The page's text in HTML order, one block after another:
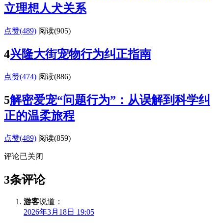
立理想人犬关系
点赞(489) 阅读(905)
4兴隆大街宠物行为纠正指南
点赞(474) 阅读(886)
5解密爱宠“问题行为”：从误解到科学纠
正的温柔旅程
点赞(489) 阅读(859)
评论已关闭
3条评论
游客说道：
2026年3月18日 19:05